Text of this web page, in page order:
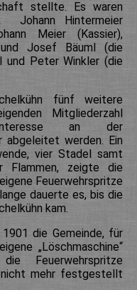
stellte. Es waren
Johann Hintermeier
Meier (Kassier),
Josef Bäuml (die
und Peter Winkler (die
fünf weitere
Mitgliederzahl
an der
abgeleitet werden. Ein
vier Stadel samt
Flammen, zeigte die
Feuerwehrspritze
dauerte es, bis die
kam.
die Gemeinde, für
„Löschmaschine“
Feuerwehrspritze
mehr festgestellt